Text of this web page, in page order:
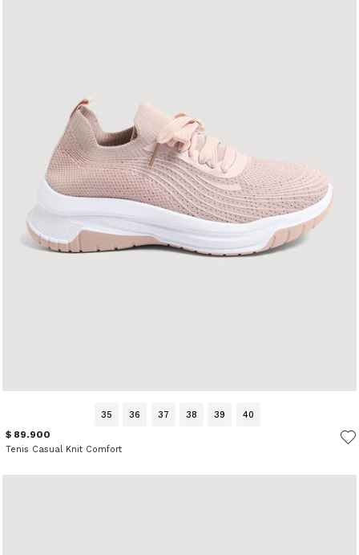
35 36 37 38 39 40
$ 89.900
Tenis Casual Knit Comfort